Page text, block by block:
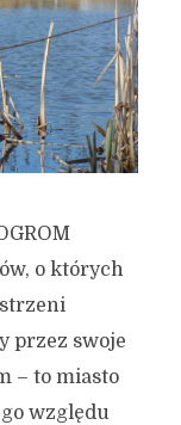
o których
przez swoje
– to miasto
względu